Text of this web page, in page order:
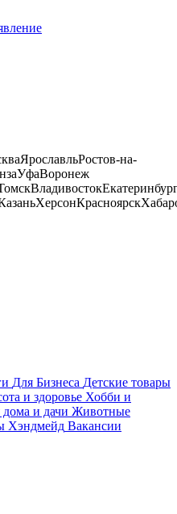
ЯрославльРостов-на-
УфаВоронеж
Владивосток
ХерсонКрасноярск
Для Бизнеса Детские товары
и здоровье Хобби и
дома и дачи Животные
Хэндмейд Вакансии